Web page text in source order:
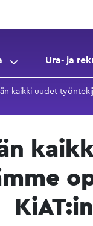
Ura- ja
kaikki uudet
KiAT:in